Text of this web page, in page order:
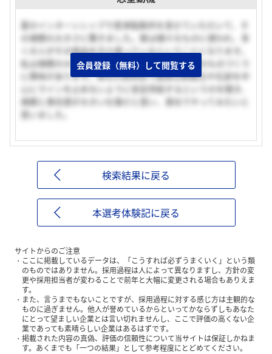
夏のインターンシップで君津製鉄所を見せていただいて、そ
の規模の大きさに驚きました。鉄は様々なものに使われ、多
くの人がその商品を日々使っているということになります。
私は規模の大きい仕事をしてみたく、また実際のものづくり
に興味があります。貴社の説明会で調達は鉄鉱石や石炭を中
心にラインを止めないように安定供給するというのを聞き、
規模と責任感が大きい仕事だと思い、貴社でやってみたいと
思いました。
会員登録（無料）して閲覧する
検索結果に戻る
本選考体験記に戻る
サイトからのご注意
ここに掲載しているデータは、「こうすれば必ずうまくいく」という類
のものではありません。採用過程は人によって異なりますし、方針の変
更や採用担当者が変わることで前年と大幅に変更される場合もありえま
す。
また、言うまでもないことですが、採用過程に対する感じ方は主観的な
ものに過ぎません。他人が誉めているからといってかならずしもあなた
にとって望ましい企業とは言い切れませんし、ここで評価の高くない企
業であっても素晴らしい企業はあるはずです。
掲載された内容の真偽、評価の信頼性について当サイトは保証しかねま
す。あくまでも「一つの結果」として参考程度にとどめてください。